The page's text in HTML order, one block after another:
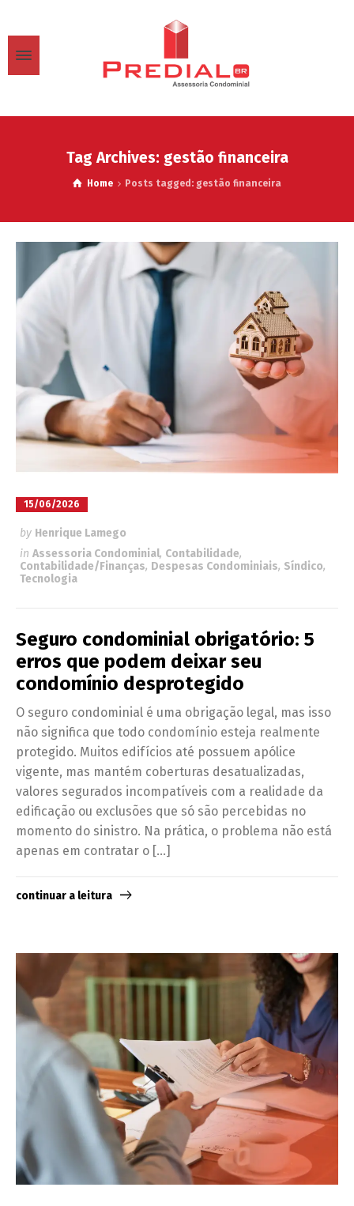
Tag Archives: gestão financeira
Home Posts tagged: gestão financeira
15/06/2026
by Henrique Lamego
in Assessoria Condominial, Contabilidade,
Contabilidade/Finanças, Despesas Condominiais, Síndico,
Tecnologia
Seguro condominial obrigatório: 5
erros que podem deixar seu
condomínio desprotegido
O seguro condominial é uma obrigação legal, mas isso
não significa que todo condomínio esteja realmente
protegido. Muitos edifícios até possuem apólice
vigente, mas mantém coberturas desatualizadas,
valores segurados incompatíveis com a realidade da
edificação ou exclusões que só são percebidas no
momento do sinistro. Na prática, o problema não está
apenas em contratar o […]
continuar a leitura